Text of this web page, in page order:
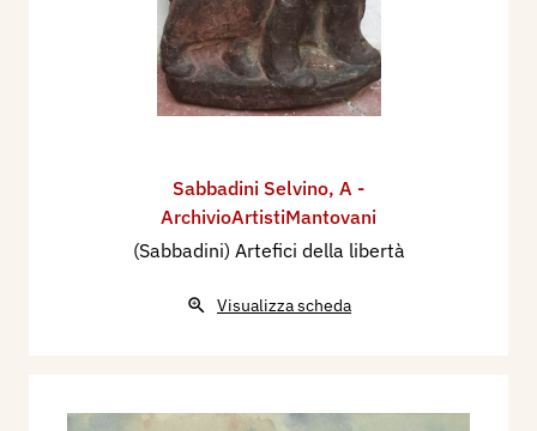
Sabbadini Selvino, A -
ArchivioArtistiMantovani
(Sabbadini) Artefici della libertà
Visualizza scheda